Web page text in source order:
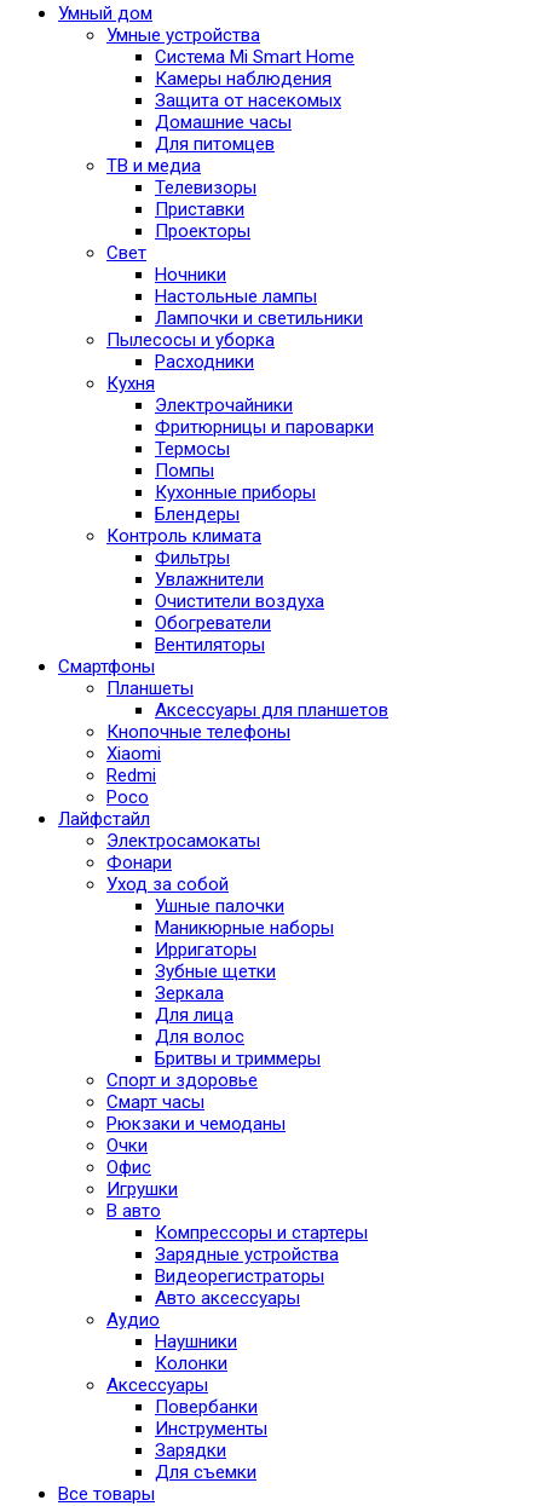
Умный дом
Умные устройства
Система Mi Smart Home
Камеры наблюдения
Защита от насекомых
Домашние часы
Для питомцев
ТВ и медиа
Телевизоры
Приставки
Проекторы
Свет
Ночники
Настольные лампы
Лампочки и светильники
Пылесосы и уборка
Расходники
Кухня
Электрочайники
Фритюрницы и пароварки
Термосы
Помпы
Кухонные приборы
Блендеры
Контроль климата
Фильтры
Увлажнители
Очистители воздуха
Обогреватели
Вентиляторы
Смартфоны
Планшеты
Аксессуары для планшетов
Кнопочные телефоны
Xiaomi
Redmi
Poco
Лайфстайл
Электросамокаты
Фонари
Уход за собой
Ушные палочки
Маникюрные наборы
Ирригаторы
Зубные щетки
Зеркала
Для лица
Для волос
Бритвы и триммеры
Спорт и здоровье
Смарт часы
Рюкзаки и чемоданы
Очки
Офис
Игрушки
В авто
Компрессоры и стартеры
Зарядные устройства
Видеорегистраторы
Авто аксессуары
Аудио
Наушники
Колонки
Аксессуары
Повербанки
Инструменты
Зарядки
Для съемки
Все товары